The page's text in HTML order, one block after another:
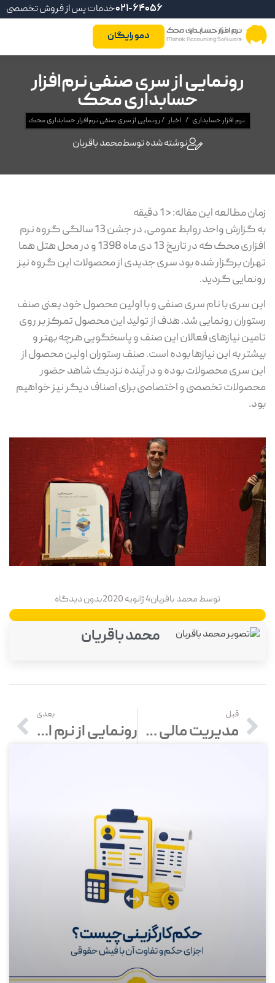
خدمات پس از فروش تخصصی021-64056
دمو رایگان
رونمایی از سری صنفی نرم‌افزار
حسابداری محک
نرم افزار حسابداری / اخبار /رونمایی از سری صنفی نرم‌افزار حسابداری محک
نوشته شده توسطمحمد باقریان
زمان مطالعه این مقاله:< 1 دقیقه
به گزارش واحد روابط عمومی، در جشن 13 سالگی گروه نرم
افزاری محک که در تاریخ 13 دی ماه 1398 و در محل هتل هما
تهران برگزار شده بود سری جدیدی از محصولات این گروه نیز
رونمایی گردید.
این سری با نام سری صنفی و با اولین محصول خود یعنی صنف
رستوران رونمایی شد. هدف از تولید این محصول تمرکز بر روی
تامین نیازهای فعالان این صنف و پاسخگویی هرچه بهتر و
بیشتر به این نیازها بوده است. صنف رستوران اولین محصول از
این سری محصولات بوده و در آینده نزدیک شاهد حضور
محصولات تخصصی و اختصاصی برای اصناف دیگر نیز خواهیم
بود.
توسطمحمد باقریان4 ژانویه 2020 بدون دیدگاه
محمد باقریان
قبل
مدیریت مالی خانواده و حسابداری خانگی | ۱۰ نکته مهم برای حسابداری خانواده
بعدی
رونمایی از نرم افزار آپارتمانا (نرم افزار مدیریت شارژ ساختمان ها)